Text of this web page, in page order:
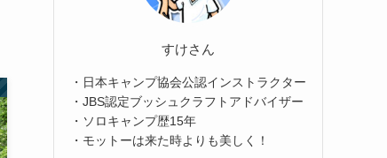
すけさん
・日本キャンプ協会公認インストラクター
・JBS認定ブッシュクラフトアドバイザー
・ソロキャンプ歴15年
・モットーは来た時よりも美しく！